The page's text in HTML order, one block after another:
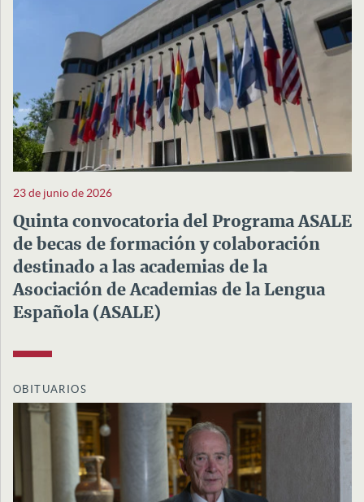
23 de junio de 2026
Quinta convocatoria del Programa ASALE
de becas de formación y colaboración
destinado a las academias de la
Asociación de Academias de la Lengua
Española (ASALE)
OBITUARIOS